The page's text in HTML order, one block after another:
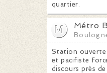
quartier.
Métro
Station ouverte
et pacifiste
discours près